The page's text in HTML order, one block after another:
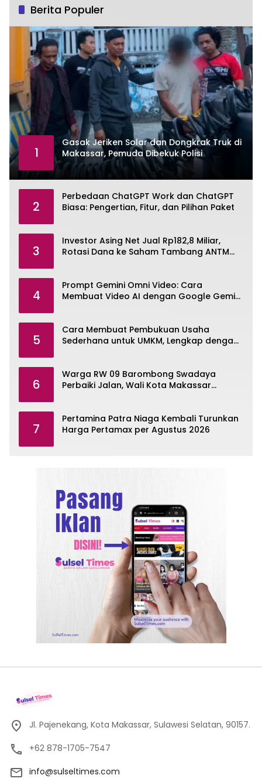
Berita Populer
1
Gasak Jeriken Solar dan Dongkrak Truk di
Makassar, Pemuda Dibekuk Polisi
2
Perbedaan ChatGPT Work dan ChatGPT
Biasa: Pengertian, Fitur, dan Pilihan Paket
3
Investor Asing Net Jual Rp182,8 Miliar,
Rotasi Dana ke Saham Tambang ANTM
4
Prompt Gemini Omni Video: Cara
Membuat Video AI dengan Google Gemini
5
Cara Membuat Pembukuan Usaha
Sederhana untuk UMKM, Lengkap dengan
6
Warga RW 09 Barombong Swadaya
Perbaiki Jalan, Wali Kota Makassar
7
Pertamina Patra Niaga Kembali Turunkan
Harga Pertamax per Agustus 2026
Jl. Pajenekang, Kota Makassar, Sulawesi Selatan, 90157.
+62 878-1705-7547
info@sulseltimes.com